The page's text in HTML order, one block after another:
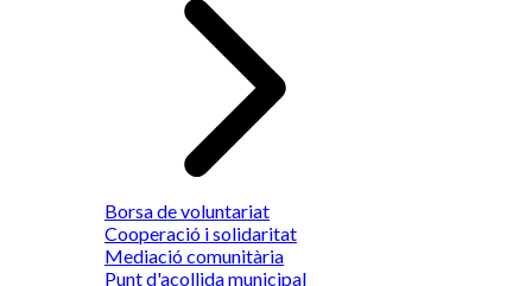
Borsa de voluntariat
Cooperació i solidaritat
Mediació comunitària
Punt d'acollida municipal